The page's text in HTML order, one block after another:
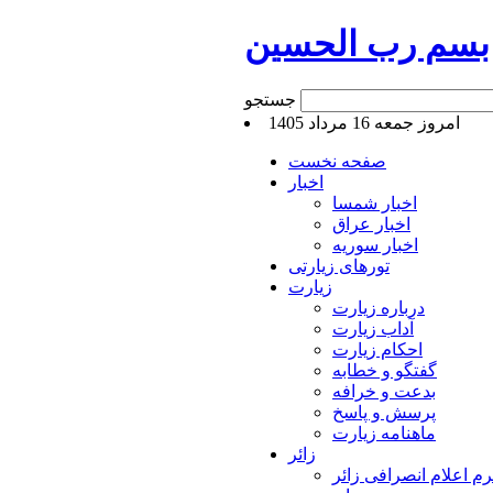
بسم رب الحسین
امروز جمعه 16 مرداد 1405
صفحه نخست
اخبار
اخبار شمسا
اخبار عراق
اخبار سوریه
تورهای زیارتی
زیارت
درباره زیارت
آداب زیارت
احکام زیارت
گفتگو و خطابه
بدعت و خرافه
پرسش و پاسخ
ماهنامه زیارت
زائر
اعلام انصرافی زائر